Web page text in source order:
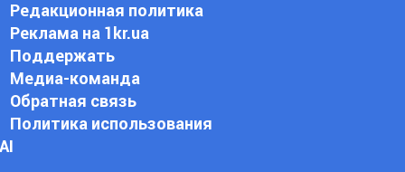
Редакционная политика
Реклама на 1kr.ua
Поддержать
Медиа-команда
Обратная связь
Политика использования
АI